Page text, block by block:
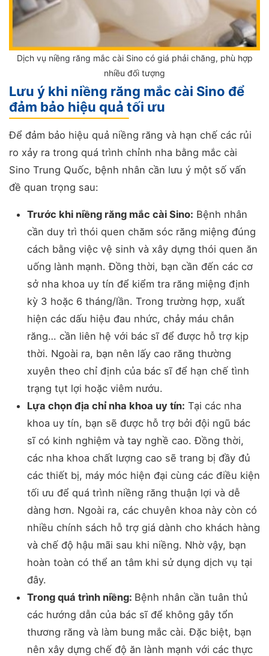
Dịch vụ niềng răng mắc cài Sino có giá phải chăng, phù hợp
nhiều đối tượng
Lưu ý khi niềng răng mắc cài Sino để
đảm bảo hiệu quả tối ưu
Để đảm bảo hiệu quả niềng răng và hạn chế các rủi
ro xảy ra trong quá trình chỉnh nha bằng mắc cài
Sino Trung Quốc, bệnh nhân cần lưu ý một số vấn
đề quan trọng sau:
Trước khi niềng răng mắc cài Sino: Bệnh nhân
cần duy trì thói quen chăm sóc răng miệng đúng
cách bằng việc vệ sinh và xây dựng thói quen ăn
uống lành mạnh. Đồng thời, bạn cần đến các cơ
sở nha khoa uy tín để kiểm tra răng miệng định
kỳ 3 hoặc 6 tháng/lần. Trong trường hợp, xuất
hiện các dấu hiệu đau nhức, chảy máu chân
răng… cần liên hệ với bác sĩ để được hỗ trợ kịp
thời. Ngoài ra, bạn nên lấy cao răng thường
xuyên theo chỉ định của bác sĩ để hạn chế tình
trạng tụt lợi hoặc viêm nướu.
Lựa chọn địa chỉ nha khoa uy tín: Tại các nha
khoa uy tín, bạn sẽ được hỗ trợ bởi đội ngũ bác
sĩ có kinh nghiệm và tay nghề cao. Đồng thời,
các nha khoa chất lượng cao sẽ trang bị đầy đủ
các thiết bị, máy móc hiện đại cùng các điều kiện
tối ưu để quá trình niềng răng thuận lợi và dễ
dàng hơn. Ngoài ra, các chuyên khoa này còn có
nhiều chính sách hỗ trợ giá dành cho khách hàng
và chế độ hậu mãi sau khi niềng. Nhờ vậy, bạn
hoàn toàn có thể an tâm khi sử dụng dịch vụ tại
đây.
Trong quá trình niềng: Bệnh nhân cần tuân thủ
các hướng dẫn của bác sĩ để không gây tổn
thương răng và làm bung mắc cài. Đặc biệt, bạn
nên xây dựng chế độ ăn lành mạnh với các thực